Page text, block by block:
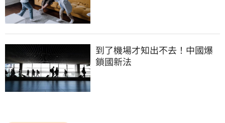
到了機場才知出不去！中國爆
鎖國新法